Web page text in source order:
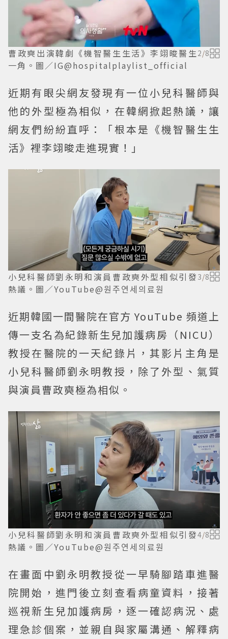
曹政奭出演韓劇《機智醫生生活》李翊晙醫生
一角。圖／IG@hospitalplaylist_official
2/8
近期有眼尖網友發現有一位小兒科醫師與
他的外型極為相似，在韓網掀起熱議，讓
網友們紛紛直呼：「根本是《機智醫生生
活》裡李翊晙走進現實！」
小兒科醫師劉永明和演員曹政奭外型相似引發
熱議。圖／YouTube@원주연세의료원
3/8
近期韓國一間醫院在官方 YouTube 頻道上
傳一支名為紀錄新生兒加護病房（NICU）
教授在醫院的一天紀錄片，其影片主角是
小兒科醫師劉永明教授，除了外型、氣質
與演員曹政奭極為相似。
小兒科醫師劉永明和演員曹政奭外型相似引發
熱議。圖／YouTube@원주연세의료원
4/8
在畫面中劉永明教授從一早騎腳踏車進醫
院開始，進門後立刻查看病童資料，接著
巡視新生兒加護病房，逐一確認病況、處
理急診個案，並親自與家屬溝通、解釋病